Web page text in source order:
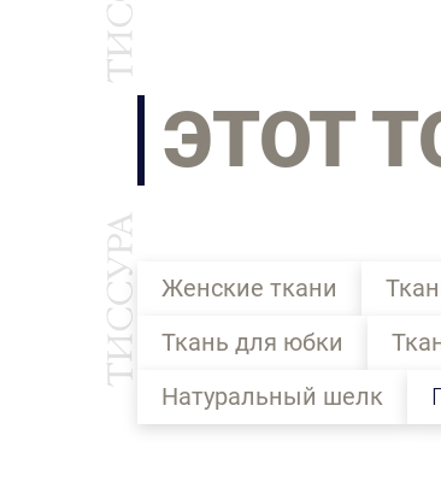
ЭТОТ
Женские ткани
Ткань для юбки
Натуральный шелк